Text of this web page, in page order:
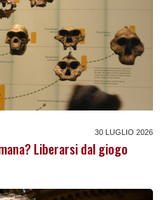
30 LUGLIO 2026
Liberarsi dal giogo